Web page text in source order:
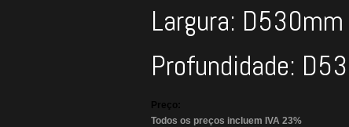
Largura: D530mm
Profundidade:
Preço:
Todos os preços incluem IVA 23%